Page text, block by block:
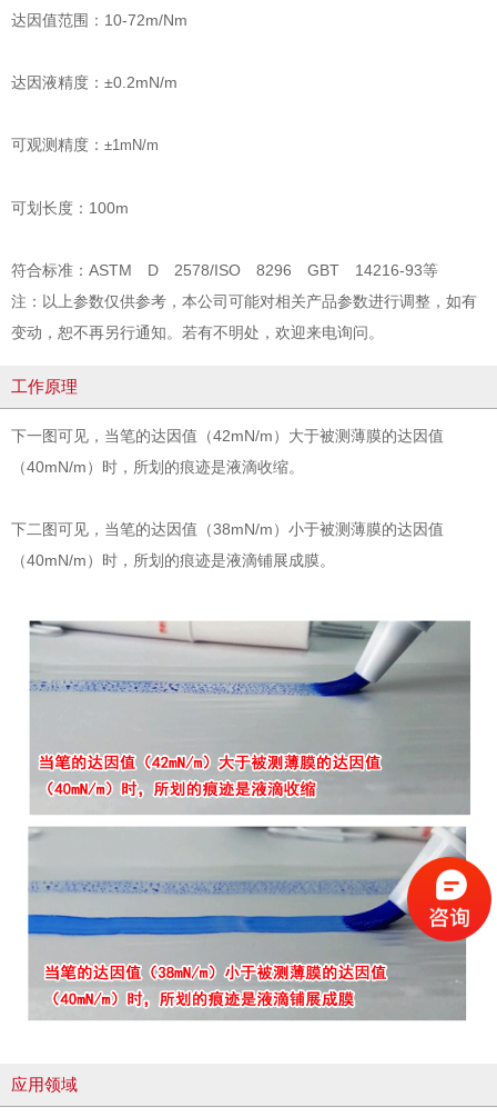
达因值范围：10-72m/Nm
达因液精度：±0.2mN/m
可观测精度： ±1mN/m
可划长度：100m
符合标准：ASTM D 2578/ISO 8296 GBT 14216-93等
注：以上参数仅供参考，本公司可能对相关产品参数进行调整，如有
变动，恕不再另行通知。若有不明处，欢迎来电询问。
工作原理
下一图可见，当笔的达因值（42mN/m）大于被测薄膜的达因值
（40mN/m）时，所划的痕迹是液滴收缩。
下二图可见，当笔的达因值（38mN/m）小于被测薄膜的达因值
（40mN/m）时，所划的痕迹是液滴铺展成膜。
应用领域